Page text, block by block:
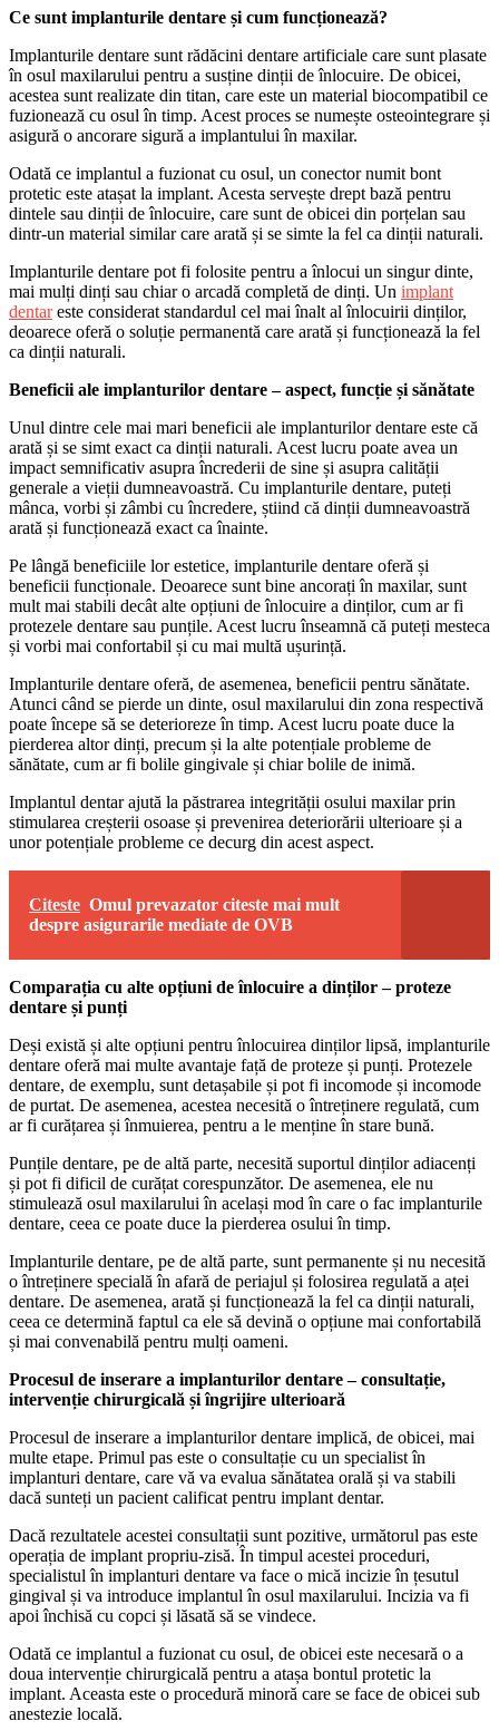
Ce sunt implanturile dentare și cum funcționează?
Implanturile dentare sunt rădăcini dentare artificiale care sunt plasate
în osul maxilarului pentru a susține dinții de înlocuire. De obicei,
acestea sunt realizate din titan, care este un material biocompatibil ce
fuzionează cu osul în timp. Acest proces se numește osteointegrare și
asigură o ancorare sigură a implantului în maxilar.
Odată ce implantul a fuzionat cu osul, un conector numit bont
protetic este atașat la implant. Acesta servește drept bază pentru
dintele sau dinții de înlocuire, care sunt de obicei din porțelan sau
dintr-un material similar care arată și se simte la fel ca dinții naturali.
Implanturile dentare pot fi folosite pentru a înlocui un singur dinte,
mai mulți dinți sau chiar o arcadă completă de dinți. Un implant
dentareste considerat standardul cel mai înalt al înlocuirii dinților,
deoarece oferă o soluție permanentă care arată și funcționează la fel
ca dinții naturali.
Beneficii ale implanturilor dentare – aspect, funcție și sănătate
Unul dintre cele mai mari beneficii ale implanturilor dentare este că
arată și se simt exact ca dinții naturali. Acest lucru poate avea un
impact semnificativ asupra încrederii de sine și asupra calității
generale a vieții dumneavoastră. Cu implanturile dentare, puteți
mânca, vorbi și zâmbi cu încredere, știind că dinții dumneavoastră
arată și funcționează exact ca înainte.
Pe lângă beneficiile lor estetice, implanturile dentare oferă și
beneficii funcționale. Deoarece sunt bine ancorați în maxilar, sunt
mult mai stabili decât alte opțiuni de înlocuire a dinților, cum ar fi
protezele dentare sau punțile. Acest lucru înseamnă că puteți mesteca
și vorbi mai confortabil și cu mai multă ușurință.
Implanturile dentare oferă, de asemenea, beneficii pentru sănătate.
Atunci când se pierde un dinte, osul maxilarului din zona respectivă
poate începe să se deterioreze în timp. Acest lucru poate duce la
pierderea altor dinți, precum și la alte potențiale probleme de
sănătate, cum ar fi bolile gingivale și chiar bolile de inimă.
Implantul dentar ajută la păstrarea integrității osului maxilar prin
stimularea creșterii osoase și prevenirea deteriorării ulterioare și a
unor potențiale probleme ce decurg din acest aspect.
Citeste Omul prevazator citeste mai mult
despre asigurarile mediate de OVB
Comparația cu alte opțiuni de înlocuire a dinților – proteze
dentare și punți
Deși există și alte opțiuni pentru înlocuirea dinților lipsă, implanturile
dentare oferă mai multe avantaje față de proteze și punți. Protezele
dentare, de exemplu, sunt detașabile și pot fi incomode și incomode
de purtat. De asemenea, acestea necesită o întreținere regulată, cum
ar fi curățarea și înmuierea, pentru a le menține în stare bună.
Punțile dentare, pe de altă parte, necesită suportul dinților adiacenți
și pot fi dificil de curățat corespunzător. De asemenea, ele nu
stimulează osul maxilarului în același mod în care o fac implanturile
dentare, ceea ce poate duce la pierderea osului în timp.
Implanturile dentare, pe de altă parte, sunt permanente și nu necesită
o întreținere specială în afară de periajul și folosirea regulată a aței
dentare. De asemenea, arată și funcționează la fel ca dinții naturali,
ceea ce determină faptul ca ele să devină o opțiune mai confortabilă
și mai convenabilă pentru mulți oameni.
Procesul de inserare a implanturilor dentare – consultație,
intervenție chirurgicală și îngrijire ulterioară
Procesul de inserare a implanturilor dentare implică, de obicei, mai
multe etape. Primul pas este o consultație cu un specialist în
implanturi dentare, care vă va evalua sănătatea orală și va stabili
dacă sunteți un pacient calificat pentru implant dentar.
Dacă rezultatele acestei consultații sunt pozitive, următorul pas este
operația de implant propriu-zisă. În timpul acestei proceduri,
specialistul în implanturi dentare va face o mică incizie în țesutul
gingival și va introduce implantul în osul maxilarului. Incizia va fi
apoi închisă cu copci și lăsată să se vindece.
Odată ce implantul a fuzionat cu osul, de obicei este necesară o a
doua intervenție chirurgicală pentru a atașa bontul protetic la
implant. Aceasta este o procedură minoră care se face de obicei sub
anestezie locală.